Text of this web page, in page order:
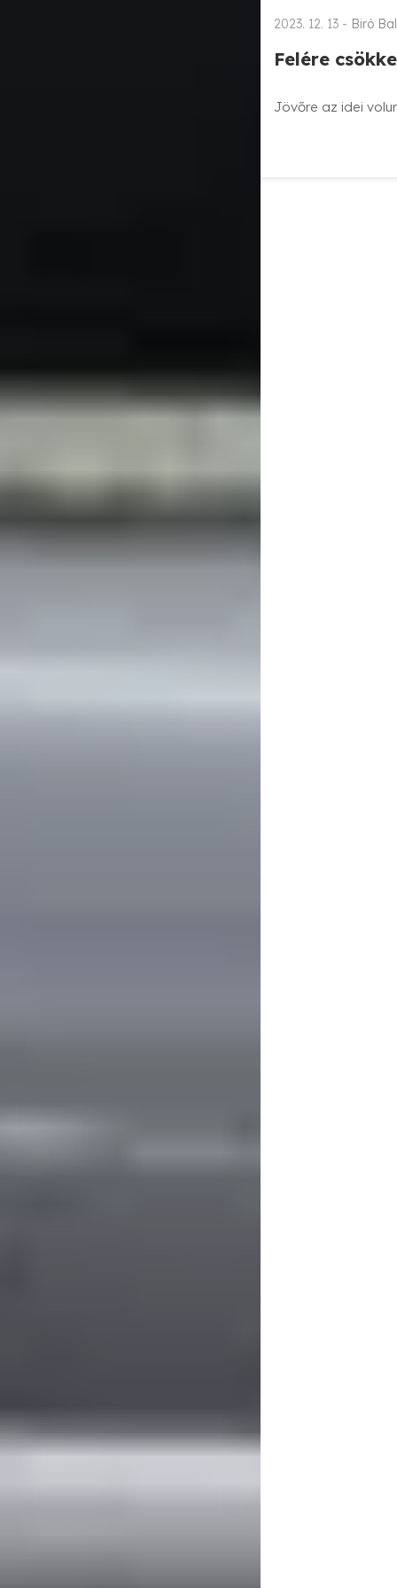
2023. 12. 13 - Biró
Felére
Jövőre az idei